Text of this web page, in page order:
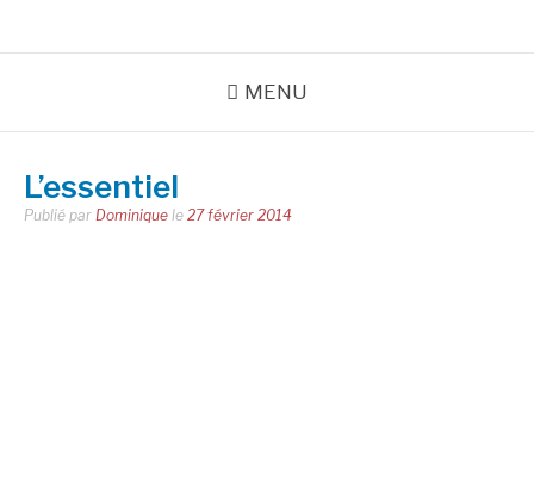
MENU
L’essentiel
Publié par Dominique le 27 février 2014